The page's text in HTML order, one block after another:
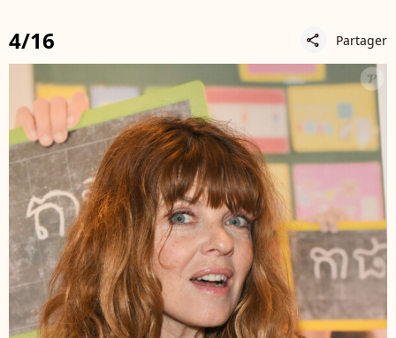
4/16 share Partager